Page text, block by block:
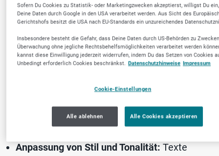
für Übersetzungen und wird besonders in
international arbeitenden Unternehmen
eingesetzt.
Übersetzung von Texten:E-Mails,
Dokumente, Präsentationen und
präzise in andere Sprachen übersetzt
Anpassung von Stil und Tonalität: Texte
Sofern Du Cookies zu Statistik- oder Marketingzwecken akzeptierst, willigst Du
Deine Daten durch Google in den USA verarbeitet werden. Aus Sicht des
Gerichtshofs besitzt die USA nach EU-Standards ein unzureichendes
Insbesondere besteht die Gefahr, dass Deine Daten durch US-Behörden zu
Überwachung ohne jegliche Rechtsbehelfsmöglichkeiten verarbeitet werden
kannst diese Einwilligung jederzeit widerrufen, indem Du das Setzen von Cookies
Unbedingt erforderlich Cookies beschränkst. Datenschutzhinweise Impressum
Cookie-Einstellungen
Alle ablehnen Alle Cookies akzeptieren